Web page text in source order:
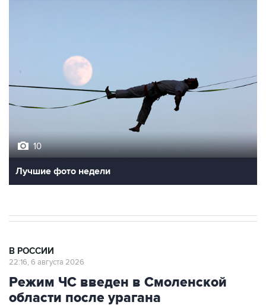
Лучшие фото недели
Режим ЧС введен в Смоленской
области после урагана
Погибли два человека, 15 тыс. потребителей